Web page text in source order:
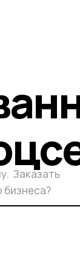
Заказать
бизнеса?